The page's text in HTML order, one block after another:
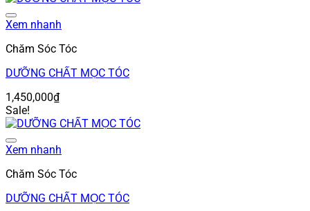
469,000₫.
Xem nhanh
Chăm Sóc Tóc
DƯỠNG CHẤT MỌC TÓC
1,450,000₫
Sale!
Xem nhanh
Chăm Sóc Tóc
DƯỠNG CHẤT MỌC TÓC